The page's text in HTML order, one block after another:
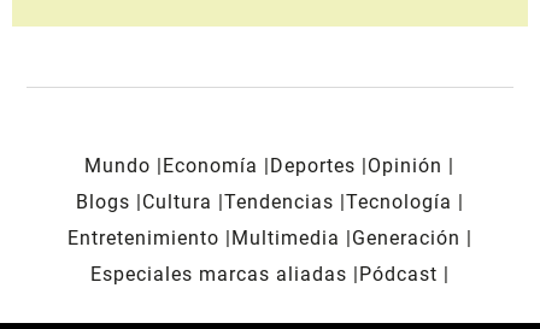
Mundo Economía Deportes
Opinión
Blogs
Cultura Tendencias Tecnología
Entretenimiento
Multimedia
Generación
Especiales marcas aliadas
Pódcast